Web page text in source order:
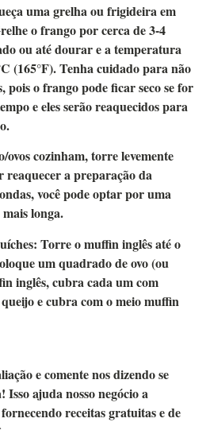
uma grelha ou frigideira em
o frango por cerca de 3-4
ou até dourar e a temperatura
(165°F). Tenha cuidado para não
pois o frango pode ficar seco se for
e eles serão reaquecidos para
cozinham, torre levemente
reaquecer a preparação da
você pode optar por uma
longa.
Torre o muffin inglês até o
um quadrado de ovo (ou
inglês, cubra cada um com
e cubra com o meio muffin
e comente nos dizendo se
Isso ajuda nosso negócio a
receitas gratuitas e de